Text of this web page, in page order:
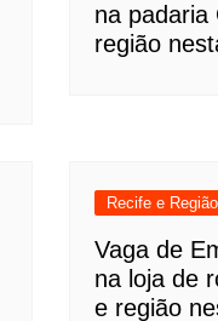
na padaria
região
Recife e
Vaga de
na loja de
e região